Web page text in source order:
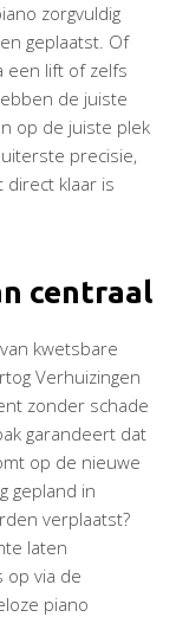
zorgvuldig
geplaatst. Of
een lift of zelfs
de juiste
op de juiste plek
precisie,
direct klaar is
centraal
kwetsbare
Verhuizingen
zonder schade
garandeert dat
op de nieuwe
gepland in
verplaatst?
laten
op via de
piano